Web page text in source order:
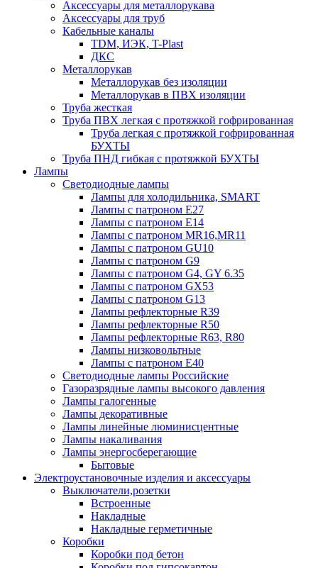
Аксессуары для металлорукава
Аксессуары для труб
Кабельные каналы
TDM, ИЭК, T-Plast
ДКС
Металлорукав
Металлорукав без изоляции
Металлорукав в ПВХ изоляции
Труба жесткая
Труба ПВХ легкая с протяжкой гофрированная
Труба легкая с протяжкой гофрированная
БУХТЫ
Труба ПНД гибкая с протяжкой БУХТЫ
Лампы
Светодиодные лампы
Лампы для холодильника, SMART
Лампы с патроном E27
Лампы с патроном Е14
Лампы с патроном MR16,MR11
Лампы с патроном GU10
Лампы с патроном G9
Лампы с патроном G4, GY 6.35
Лампы с патроном GX53
Лампы с патроном G13
Лампы рефлекторные R39
Лампы рефлекторные R50
Лампы рефлекторные R63, R80
Лампы низковольтные
Лампы с патроном Е40
Светодиодные лампы Российские
Газоразрядные лампы высокого давления
Лампы галогенные
Лампы декоративные
Лампы линейные люминисцентные
Лампы накаливания
Лампы энергосберегающие
Бытовые
Электроустановочные изделия и аксессуары
Выключатели,розетки
Встроенные
Накладные
Накладные герметичные
Коробки
Коробки под бетон